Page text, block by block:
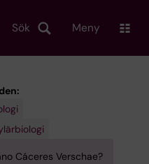
Sök Meny
Cáceres Verschae?